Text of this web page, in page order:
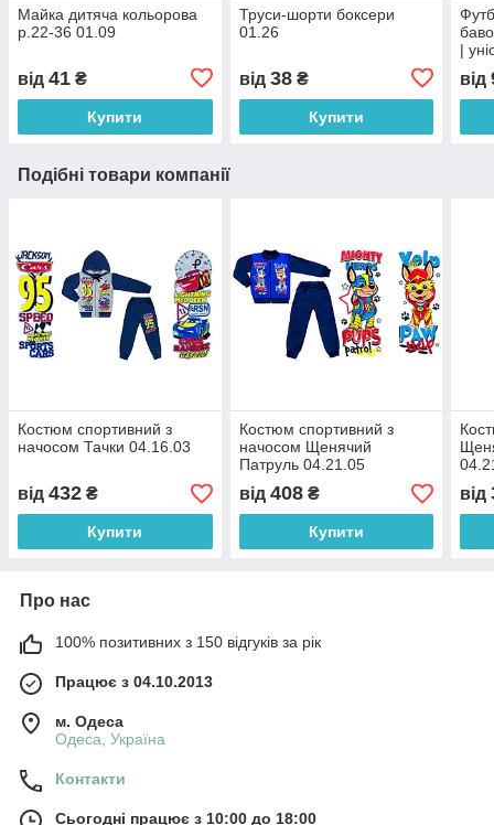
Майка дитяча кольорова
р.22-36 01.09
від 41 ₴
Купити
Труси-шорти боксери
01.26
від 38₴
Купити
|
від
Подібні товари компанії
Костюм спортивний з
начосом Тачки 04.16.03
від 432 ₴
Купити
Костюм спортивний з
начосом Щенячий
Патруль 04.21.05
від 408₴
Купити
від
Про нас
100% позитивних з 150 відгуків за рік
Працює з 04.10.2013
м. Одеса
Одеса, Україна
Контакти
Сьогодні працює з 10:00 до 18:00